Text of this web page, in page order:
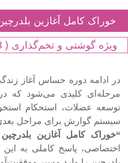
خوراک کامل آغازین
ویژه گوشتی و تخم‌گذاری ( 8 تا 20 روزگی)
در ادامه دوره حساس آغاز
مرحله‌ای کلیدی می‌شود که
توسعه عضلات، استحکام
سیستم گوارش برای مراحل
“خوراک کامل آغازین
اختصاصی، پاسخ کاملی به